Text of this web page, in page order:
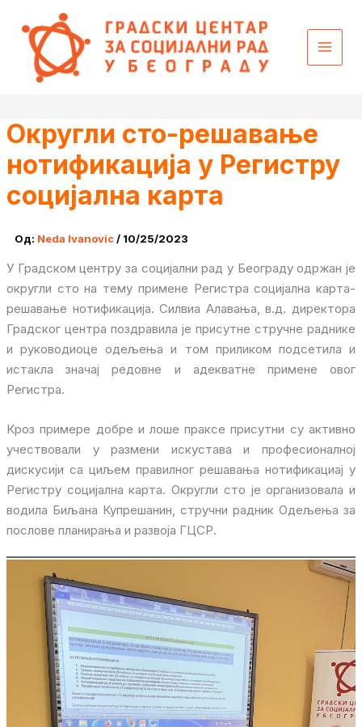
садржај
Округли сто-решавање
нотификација у Регистру
социјална карта
Од: Neda Ivanovic/ 10/25/2023
У Градском центру за социјални рад у Београду одржан је
округли сто на тему примене Регистра социјална карта-
решавање нотификација. Силвиа Алавања, в.д. директора
Градског центра поздравила је присутне стручне раднике
и руководиоце одељења и том приликом подсетила и
истакла значај редовне и адекватне примене овог
Регистра.
Кроз примере добре и лоше праксе присутни су активно
учествовали у размени искустава и професионалној
дискусији са циљем правилног решавања нотификациај у
Регистру социјална карта. Округли сто је организовала и
водила Биљана Купрешанин, стручни радник Одељења за
послове планирања и развоја ГЦСР.